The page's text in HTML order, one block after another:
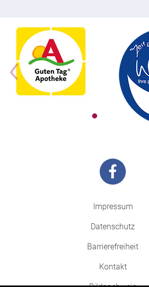
Impressum
Datenschutz
Barrierefreiheit
Kontakt